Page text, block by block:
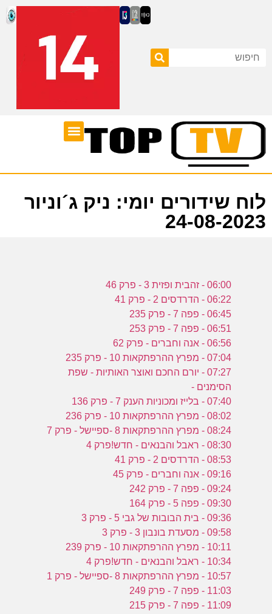
לוח שידורים יומי: ניק ג´וניור
24-08-2023
06:00 - זהבית ופזית 3 - פרק 46
06:22 - הדרדסים 2 - פרק 41
06:45 - פפה 7 - פרק 235
06:51 - פפה 7 - פרק 253
06:56 - אנה וחברים - פרק 62
07:04 - מפרץ ההרפתקאות 10 - פרק 235
07:27 - יורם החכם ואוצר האותיות - שפת
הסימנים -
07:40 - בלייז ומכוניות הענק 7 - פרק 136
08:02 - מפרץ ההרפתקאות 10 - פרק 236
08:24 - מפרץ ההרפתקאות 8 -ספיישל - פרק 7
08:30 - ראבל והבנאים - חדש!פרק 4
08:53 - הדרדסים 2 - פרק 41
09:16 - אנה וחברים - פרק 45
09:24 - פפה 7 - פרק 242
09:30 - פפה 5 - פרק 164
09:36 - בית הבובות של גבי 5 - פרק 3
09:58 - מסעדת בונבון 3 - פרק 3
10:11 - מפרץ ההרפתקאות 10 - פרק 239
10:34 - ראבל והבנאים - חדש!פרק 4
10:57 - מפרץ ההרפתקאות 8 -ספיישל - פרק 1
11:03 - פפה 7 - פרק 249
11:09 - פפה 7 - פרק 215